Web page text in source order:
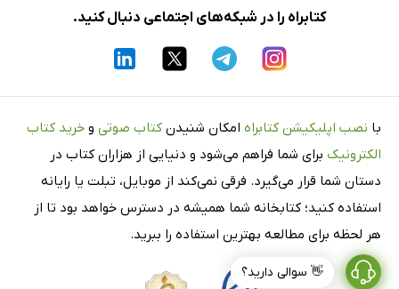
👋 سوالی دارید؟
کتابراه را در شبکه‌های اجتماعی دنبال کنید.
با نصب اپلیکیشن کتابراه امکان شنیدن کتاب صوتی و خرید کتاب
الکترونیک برای شما فراهم می‌شود و دنیایی از هزاران کتاب در
دستان شما قرار می‌گیرد. فرقی نمی‌کند از موبایل، تبلت یا رایانه
استفاده کنید؛ کتابخانه شما همیشه در دسترس خواهد بود تا از
هر لحظه برای مطالعه بهترین استفاده را ببرید.